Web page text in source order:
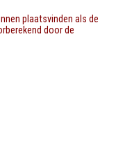
plaatsvinden als de
door de